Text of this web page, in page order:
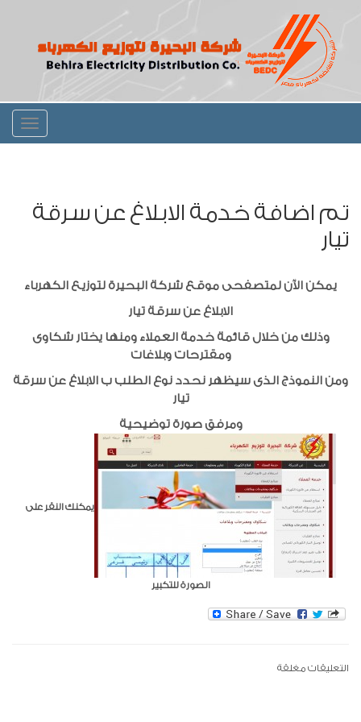
Toggle
تم اضافة خدمة الابلاغ عن سرقة
تيار
يمكن الآن لمتصفحى موقع شركة البحيرة لتوزيع الكهرباء
الابلاغ عن سرقة تيار
وذلك من خلال قائمة خدمة العملاء ومنها يختار شكاوى
ومقترحات وبلاغات
ومن النموذج الذى سيظهر نحدد نوع الطلب ب الابلاغ عن سرقة
تيار
ومرفق صورة توضيحية
يمكنك النقر على
الصورة للتكبير
التعليقات مغلقة